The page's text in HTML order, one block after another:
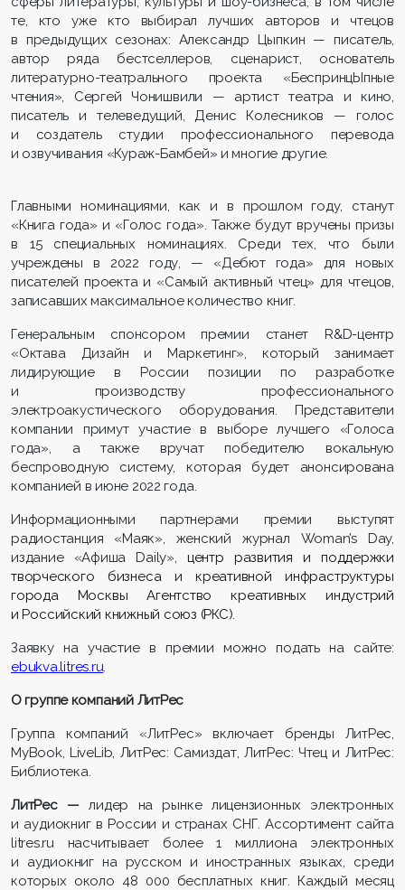
те, кто уже кто выбирал лучших авторов и чтецов
в предыдущих сезонах: Александр Цыпкин — писатель,
автор ряда бестселлеров, сценарист, основатель
литературно-театрального проекта «БеспринцЫпные
чтения», Сергей Чонишвили — артист театра и кино,
писатель и телеведущий, Денис Колесников — голос
и создатель студии профессионального перевода
и озвучивания «Кураж-Бамбей» и многие другие.
Главными номинациями, как и в прошлом году, станут
«Книга года» и «Голос года». Также будут вручены призы
в 15 специальных номинациях. Среди тех, что были
учреждены в 2022 году, — «Дебют года» для новых
писателей проекта и «Самый активный чтец» для чтецов,
записавших максимальное количество книг.
Генеральным спонсором премии станет R&D-центр
«Октава Дизайн и Маркетинг», который занимает
лидирующие в России позиции по разработке
и производству профессионального
электроакустического оборудования. Представители
компании примут участие в выборе лучшего «Голоса
года», а также вручат победителю вокальную
беспроводную систему, которая будет анонсирована
компанией в июне 2022 года.
Информационными партнерами премии выступят
радиостанция «Маяк», женский журнал Woman’s Day,
издание «Афиша Daily», центр развития и поддержки
творческого бизнеса и креативной инфраструктуры
города Москвы Агентство креативных индустрий
и Российский книжный союз (РКС).
Заявку на участие в премии можно подать на сайте:
ebukva.litres.ru
О группе компаний ЛитРес
Группа компаний «ЛитРес» включает бренды ЛитРес,
MyBook, LiveLib, ЛитРес: Самиздат, ЛитРес: Чтец и ЛитРес:
Библиотека.
ЛитРес — лидер на рынке лицензионных электронных
и аудиокниг в России и странах СНГ. Ассортимент сайта
litres.ru насчитывает более 1 миллиона электронных
и аудиокниг на русском и иностранных языках, среди
которых около 48 000 бесплатных книг. Каждый месяц